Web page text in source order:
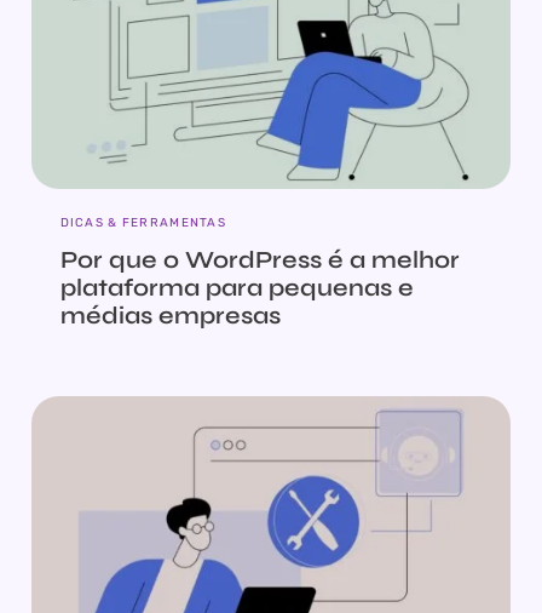
DICAS & FERRAMENTAS
Por que o WordPress é a melhor
plataforma para pequenas e
médias empresas